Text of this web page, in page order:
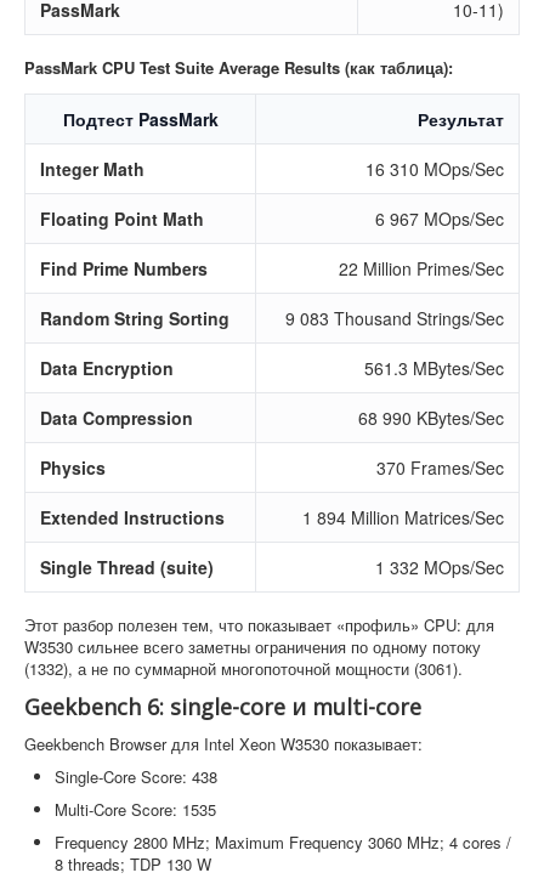
PassMark
10-11)
PassMark CPU Test Suite Average Results (как таблица):
Подтест PassMark Результат
Integer Math 16 310 MOps/Sec
Floating Point Math 6 967 MOps/Sec
Find Prime Numbers 22 Million Primes/Sec
Random String Sorting 9 083 Thousand Strings/Sec
Data Encryption 561.3 MBytes/Sec
Data Compression 68 990 KBytes/Sec
Physics 370 Frames/Sec
Extended Instructions 1 894 Million Matrices/Sec
Single Thread (suite) 1 332 MOps/Sec
Этот разбор полезен тем, что показывает «профиль» CPU: для
W3530 сильнее всего заметны ограничения по одному потоку
(1332), а не по суммарной многопоточной мощности (3061).
Geekbench 6: single-core и multi-core
Geekbench Browser для Intel Xeon W3530 показывает:
Single-Core Score: 438
Multi-Core Score: 1535
Frequency 2800 MHz; Maximum Frequency 3060 MHz; 4 cores /
8 threads; TDP 130 W